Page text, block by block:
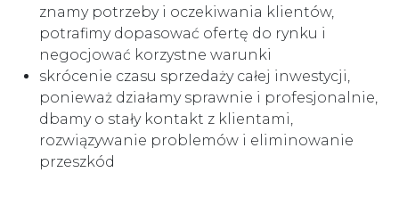
znamy potrzeby i oczekiwania klientów,
potrafimy dopasować ofertę do rynku i
negocjować korzystne warunki
skrócenie czasu sprzedaży całej inwestycji,
ponieważ działamy sprawnie i profesjonalnie,
dbamy o stały kontakt z klientami,
rozwiązywanie problemów i eliminowanie
przeszkód